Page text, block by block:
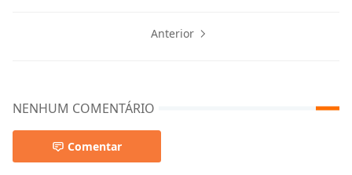
Anterior
NENHUM COMENTÁRIO
Comentar